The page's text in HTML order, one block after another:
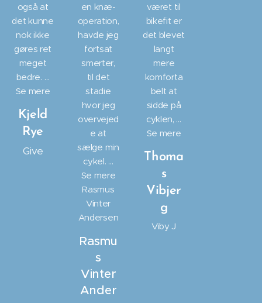
også at
det kunne
nok ikke
gøres ret
meget
bedre. …
Se mere
Kjeld
Rye
Give
en knæ-
operation,
havde jeg
fortsat
smerter,
til det
stadie
hvor jeg
overvejed
e at
sælge min
cykel. …
Se mere
Rasmus
Vinter
Andersen
Rasmu
s
Vinter
Ander
været til
bikefit er
det blevet
langt
mere
komforta
belt at
sidde på
cyklen, …
Se mere
Thoma
s
Vibjer
g
Viby J